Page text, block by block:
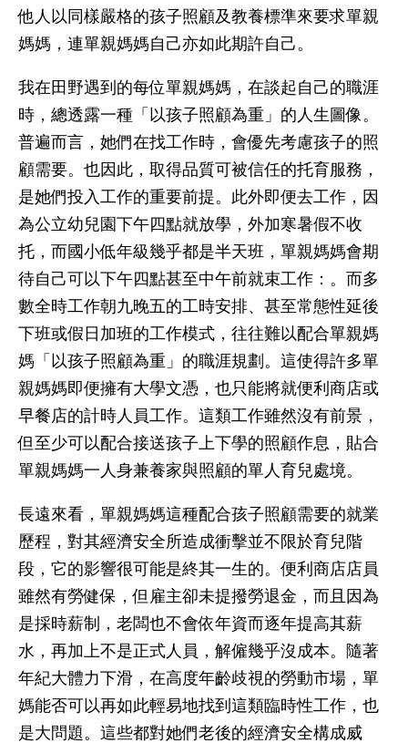
他人以同樣嚴格的孩子照顧及教養標準來要求單親
媽媽，連單親媽媽自己亦如此期許自己。
我在田野遇到的每位單親媽媽，在談起自己的職涯
時，總透露一種「以孩子照顧為重」的人生圖像。
普遍而言，她們在找工作時，會優先考慮孩子的照
顧需要。也因此，取得品質可被信任的托育服務，
是她們投入工作的重要前提。此外即便去工作，因
為公立幼兒園下午四點就放學，外加寒暑假不收
托，而國小低年級幾乎都是半天班，單親媽媽會期
待自己可以下午四點甚至中午前就束工作：。而多
數全時工作朝九晚五的工時安排、甚至常態性延後
下班或假日加班的工作模式，往往難以配合單親媽
媽「以孩子照顧為重」的職涯規劃。這使得許多單
親媽媽即便擁有大學文憑，也只能將就便利商店或
早餐店的計時人員工作。這類工作雖然沒有前景，
但至少可以配合接送孩子上下學的照顧作息，貼合
單親媽媽一人身兼養家與照顧的單人育兒處境。
長遠來看，單親媽媽這種配合孩子照顧需要的就業
歷程，對其經濟安全所造成衝擊並不限於育兒階
段，它的影響很可能是終其一生的。便利商店店員
雖然有勞健保，但雇主卻未提撥勞退金，而且因為
是採時薪制，老闆也不會依年資而逐年提高其薪
水，再加上不是正式人員，解僱幾乎沒成本。隨著
年紀大體力下滑，在高度年齡歧視的勞動市場，單
媽能否可以再如此輕易地找到這類臨時性工作，也
是大問題。這些都對她們老後的經濟安全構成威